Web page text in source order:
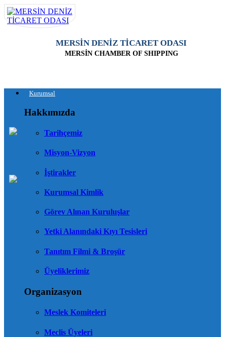
MERSİN DENİZ TİCARET ODASI
MERSİN CHAMBER OF SHIPPING
Kurumsal
Hakkımızda
Tarihçemiz
Misyon-Vizyon
İştirakler
Kurumsal Kimlik
Görev Alınan Kuruluşlar
Yetki Alanındaki Kıyı Tesisleri
Tanıtım Filmi & Broşür
Üyeliklerimiz
Organizasyon
Meslek Komiteleri
Meclis Üyeleri